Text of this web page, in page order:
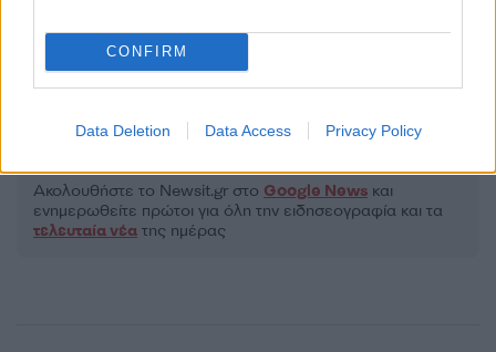
CONFIRM
Data Deletion Data Access Privacy Policy
Όροι Χρήσης. Το site προστατεύεται από reCAPTCHA, ισχύουν
Πολιτική Απορρήτου&Όροι Χρήσης
Tasteit
Share:
Ακολουθήστε το Νewsit.gr στο Google News και
ενημερωθείτε πρώτοι για όλη την ειδησεογραφία και τα
τελευταία νέα της ημέρας